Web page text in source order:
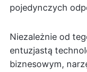
pojedynczych
Niezależnie od
entuzjastą
biznesowym,